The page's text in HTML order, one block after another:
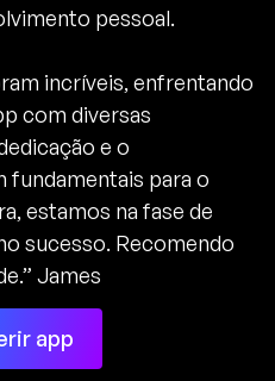
pessoal.
incríveis, enfrentando
com diversas
e o
fundamentais para o
estamos na fase de
sucesso. Recomendo
James
app